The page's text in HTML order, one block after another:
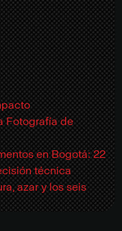
Fotografía de
en Bogotá: 22
técnica
azar y los seis